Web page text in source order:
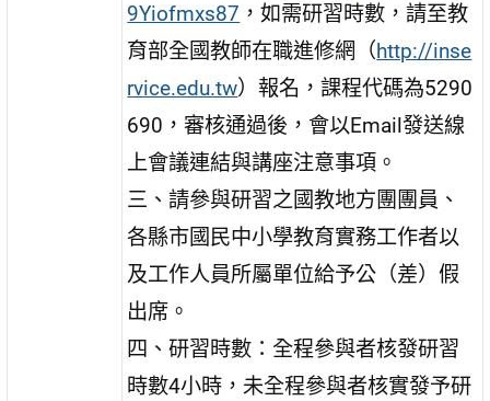
9Yiofmxs87 ，如需研習時數，請至教
育部全國教師在職進修網（http://inse
rvice.edu.tw）報名，課程代碼為5290
690，審核通過後，會以Email發送線
上會議連結與講座注意事項。
三、請參與研習之國教地方團團員、
各縣市國民中小學教育實務工作者以
及工作人員所屬單位給予公（差）假
出席。
四、研習時數：全程參與者核發研習
時數4小時，未全程參與者核實發予研